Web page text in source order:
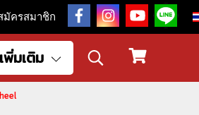
ครสมาชิก
เพิ่มเติม